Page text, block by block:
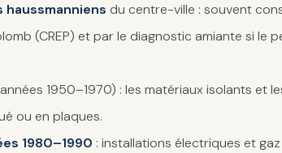
haussmanniens du centre-ville : souvent
(CREP) et par le diagnostic amiante si le
1950–1970) : les matériaux isolants et
ou en plaques.
1980–1990 : installations électriques et